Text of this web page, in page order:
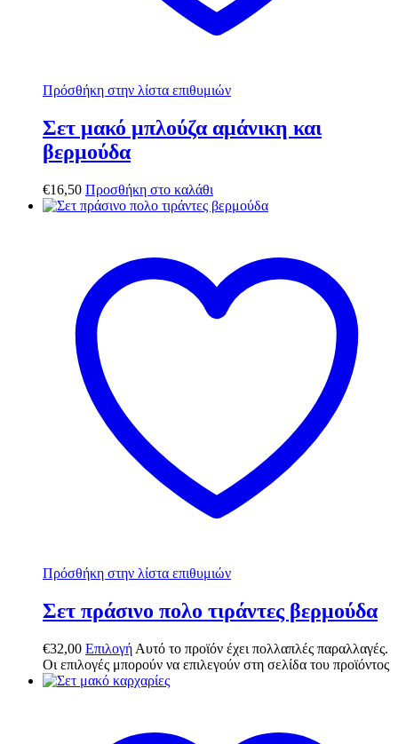
Πρόσθήκη στην λίστα επιθυμιών
Σετ μακό μπλούζα αμάνικη και
βερμούδα
€16,50 Προσθήκη στο καλάθι
Πρόσθήκη στην λίστα επιθυμιών
Σετ πράσινο πολο τιράντες βερμούδα
€32,00 Επιλογή Αυτό το προϊόν έχει πολλαπλές παραλλαγές.
Οι επιλογές μπορούν να επιλεγούν στη σελίδα του προϊόντος